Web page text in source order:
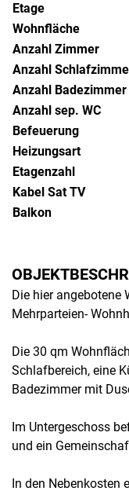
Etage
Wohnfläche
Anzahl Zimmer
Anzahl
Anzahl Badezimmer
Anzahl sep. WC
Befeuerung
Heizungsart
Etagenzahl
Kabel Sat TV
Balkon
Die hier angebotene
Mehrparteien-
Die 30 qm
Schlafbereich, eine
Badezimmer mit
Im Untergeschoss
und ein
In den Nebenkosten